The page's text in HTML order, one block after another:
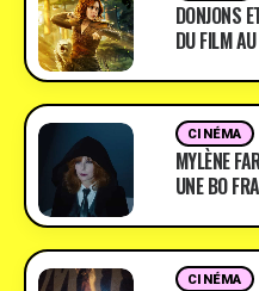
DONJONS
DU FILM
CINÉMA
MYLÈNE
UNE BO
CINÉMA